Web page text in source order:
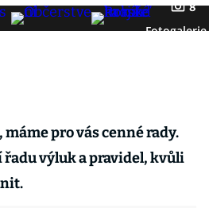
8
Fotogalerie
pro vás cenné rady.
výluk a pravidel, kvůli